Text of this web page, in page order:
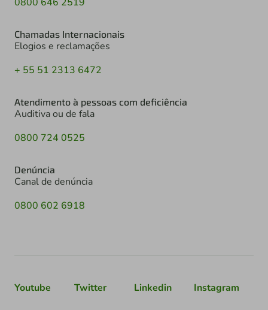
Chamadas Internacionais
Elogios e reclamações
+ 55 51 2313 6472
Atendimento à pessoas com deficiência
Auditiva ou de fala
0800 724 0525
Denúncia
Canal de denúncia
0800 602 6918
Youtube Twitter Linkedin Instagram